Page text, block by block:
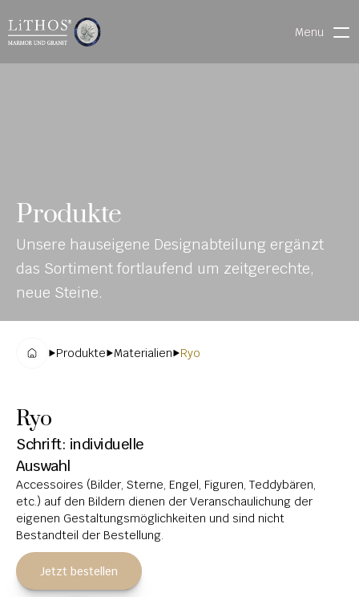
Menu
INE-
KAT
ALO
G
MATERIALIEN
STEINMETZFINDER
3D-KONFIGURATOR
DOWNLOADS
DENKMALE
MAGRADO
KOLUMBARIEN
BREITSTEINE
LIEGESTEINE
URNENANLAGEN
LEUCHTGRABMALE
Produkte
Unsere hauseigene Designabteilung ergänzt
das Sortiment fortlaufend um zeitgerechte,
neue Steine.
Produkte Materialien Ryo
Ryo
Schrift: individuelle
Auswahl
Accessoires (Bilder, Sterne, Engel, Figuren, Teddybären,
etc.) auf den Bildern dienen der Veranschaulichung der
eigenen Gestaltungsmöglichkeiten und sind nicht
Bestandteil der Bestellung.
Jetzt bestellen